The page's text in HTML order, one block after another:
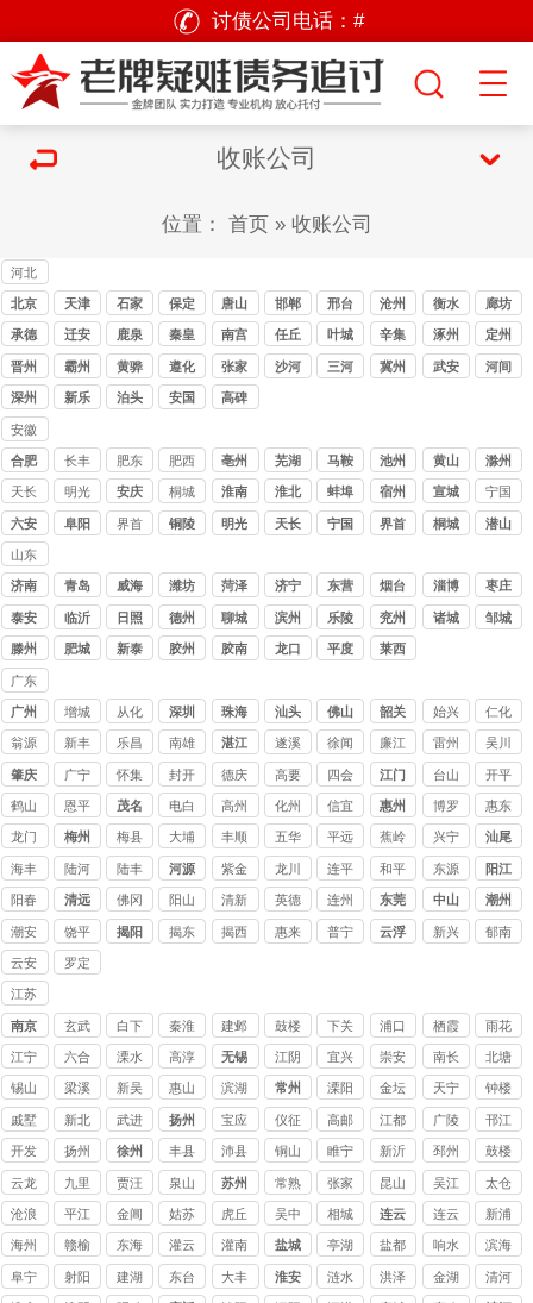
讨债公司电话： #
收账公司
位置： 首页» 收账公司
河北
讨债
公司
北京
讨债
公司
天津
讨债
公司
石家
庄讨
债公
司
保定
讨债
公司
唐山
讨债
公司
邯郸 邢台
沧州
讨债
公司
衡水
廊坊
讨债
公司
承德 迁安 鹿泉
秦皇
岛
南宫 任丘 叶城 辛集 涿州 定州
晋州 霸州 黄骅 遵化
张家
口
沙河 三河 冀州 武安 河间
深州 新乐 泊头 安国
高碑
安徽
讨债
公司
合肥 长丰 肥东 肥西 亳州 芜湖
马鞍
山
池州 黄山 滁州
天长 明光 安庆 桐城 淮南 淮北 蚌埠 宿州 宣城 宁国
六安 阜阳 界首 铜陵 明光 天长 宁国 界首 桐城 潜山
山东
讨债
公司
济南 青岛 威海 潍坊 菏泽 济宁 东营 烟台 淄博 枣庄
泰安 临沂 日照 德州 聊城 滨州 乐陵 兖州 诸城 邹城
滕州 肥城 新泰 胶州 胶南 龙口 平度 莱西
广东
讨债
公司
广州 增城 从化 深圳 珠海 汕头 佛山 韶关 始兴 仁化
翁源 新丰 乐昌 南雄 湛江 遂溪 徐闻 廉江 雷州 吴川
肇庆 广宁 怀集 封开 德庆 高要 四会 江门 台山 开平
鹤山 恩平 茂名 电白 高州 化州 信宜 惠州 博罗 惠东
龙门 梅州 梅县 大埔 丰顺 五华 平远 蕉岭 兴宁 汕尾
海丰 陆河 陆丰 河源 紫金 龙川 连平 和平 东源 阳江
阳春 清远 佛冈 阳山 清新 英德 连州 东莞 中山 潮州
潮安 饶平 揭阳 揭东 揭西 惠来 普宁 云浮 新兴 郁南
云安 罗定
江苏
讨债
公司
南京 玄武 白下 秦淮 建邺 鼓楼 下关 浦口 栖霞
雨花
台
江宁 六合 溧水 高淳 无锡
江阴
讨债
公司
宜兴
讨债
公司
崇安 南长 北塘
锡山 梁溪 新吴 惠山 滨湖 常州 溧阳 金坛 天宁 钟楼
戚墅
堰
新北 武进 扬州 宝应 仪征 高邮 江都 广陵 邗江
开发 扬州 徐州 丰县 沛县 铜山 睢宁 新沂 邳州 鼓楼
云龙 九里 贾汪 泉山 苏州
常熟
讨债
公司
张家
港讨
债公
司
昆山
讨债
公司
吴江
讨债
公司
太仓
讨债
公司
沧浪
要债
公司
平江
追债
公司
金阊
要账
公司
姑苏
催债
公司
虎丘
收账
公司
吴中
追债
公司
相城
要债
公司
连云
港
连云 新浦
海州 赣榆 东海 灌云 灌南 盐城 亭湖 盐都 响水 滨海
阜宁 射阳 建湖 东台 大丰 淮安 涟水 洪泽 金湖 清河